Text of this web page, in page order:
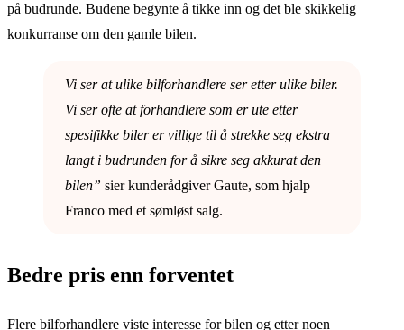
på budrunde. Budene begynte å tikke inn og det ble skikkelig
konkurranse om den gamle bilen.
Vi ser at ulike bilforhandlere ser etter ulike biler.
Vi ser ofte at forhandlere som er ute etter
spesifikke biler er villige til å strekke seg ekstra
langt i budrunden for å sikre seg akkurat den
bilen” sier kunderådgiver Gaute, som hjalp
Franco med et sømløst salg.
Bedre pris enn forventet
Flere bilforhandlere viste interesse for bilen og etter noen